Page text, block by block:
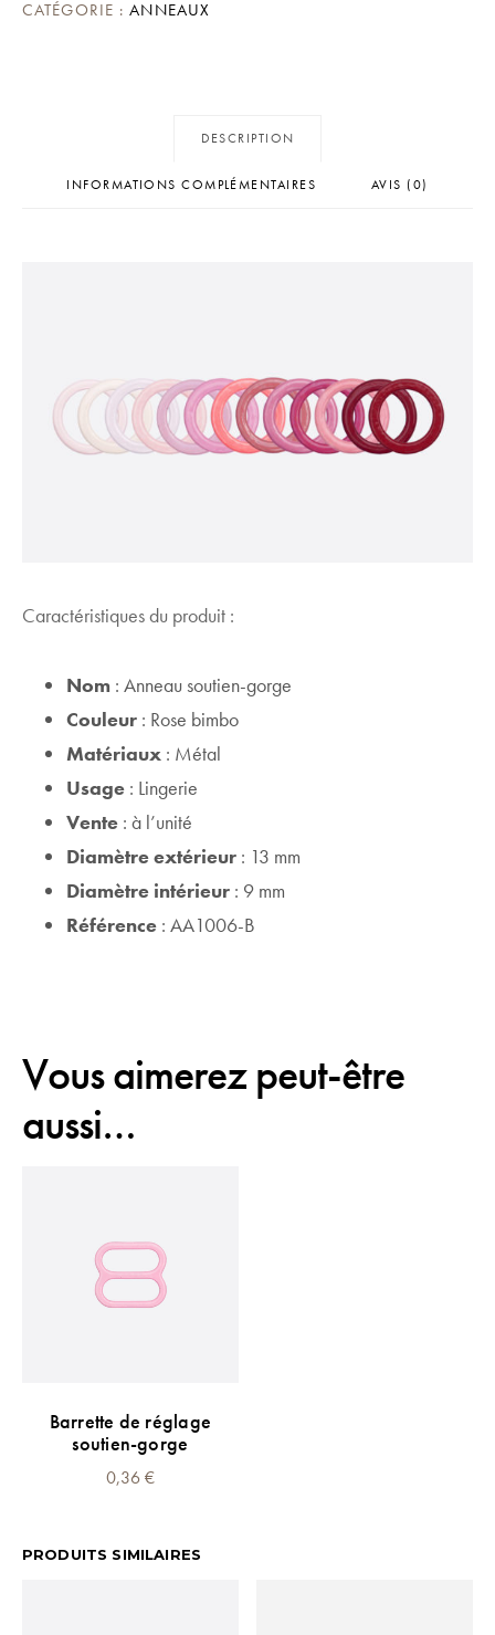
CATÉGORIE :ANNEAUX
DESCRIPTION
INFORMATIONS COMPLÉMENTAIRES AVIS (0)
Caractéristiques du produit :
Nom : Anneau soutien-gorge
Couleur : Rose bimbo
Matériaux : Métal
Usage : Lingerie
Vente : à l’unité
Diamètre extérieur : 13 mm
Diamètre intérieur : 9 mm
Référence : AA1006-B
Vous aimerez peut-être
aussi…
Barrette de réglage
soutien-gorge
0,36€
PRODUITS SIMILAIRES